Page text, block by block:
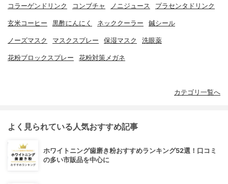
コラーゲンドリンク コンブチャ ノニジュース プラセンタドリンク
玄米コーヒー 黒酢にんにく ネッククーラー 鍼シール
ノーズマスク マスクスプレー 保湿マスク 洗眼薬
花粉ブロックスプレー 花粉対策メガネ
カテゴリ一覧へ
よく見られている人気おすすめ記事
ホワイトニング歯磨き粉おすすめランキング52選！口コミ
の多い市販品を中心に